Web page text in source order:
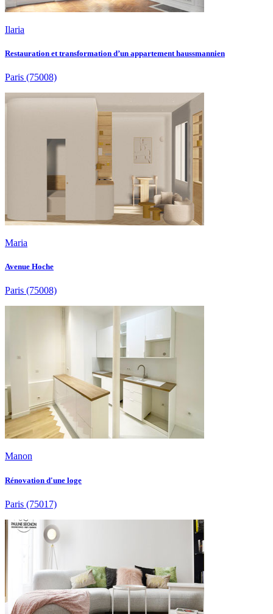
Ilaria
Restauration et transformation d’un appartement haussmannien
Paris (75008)
Maria
Avenue Hoche
Paris (75008)
Manon
Rénovation d'une loge
Paris (75017)